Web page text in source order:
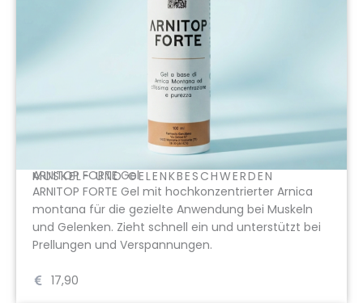
MUSKEL- UND GELENKBESCHWERDEN
ARNITOP FORTE Gel
ARNITOP FORTE Gel mit hochkonzentrierter Arnica
montana für die gezielte Anwendung bei Muskeln
und Gelenken. Zieht schnell ein und unterstützt bei
Prellungen und Verspannungen.
17,90